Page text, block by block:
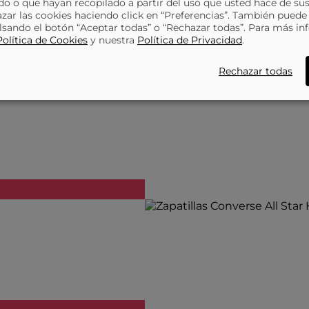
Z a APrecio: de más bajo a más altoPrecio, de más
o que hayan recopilado a partir del uso que usted hace de
las cookies haciendo click en “Preferencias”. También
el botón “Aceptar todas” o “Rechazar todas”. Para más
de Cookies y nuestra Política de Privacidad.
Rechazar todas